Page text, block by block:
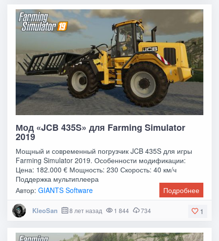
Мод «JCB 435S» для Farming Simulator
2019
Мощный и современный погрузчик JCB 435S для игры
Farming Simulator 2019. Особенности модификации:
Цена: 182.000 € Мощность: 230 Скорость: 40 км/ч
Поддержка мультиплеера
Автор:GIANTS Software Подробнее
1
KleoSan 8 лет назад 1 844 734